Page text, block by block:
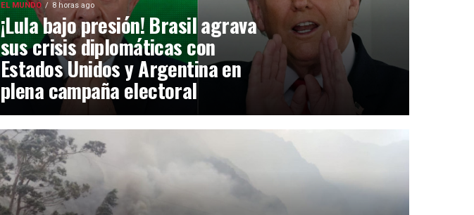
EL MUNDO 8 horas ago
¡Lula bajo presión! Brasil agrava
sus crisis diplomáticas con
Estados Unidos y Argentina en
plena campaña electoral